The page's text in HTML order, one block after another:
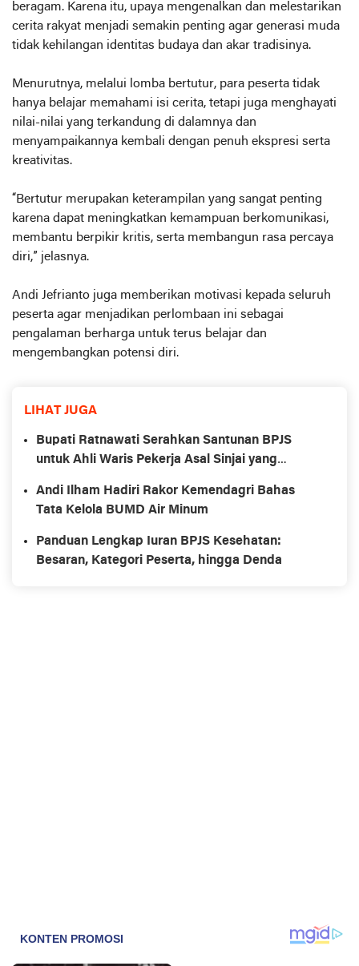
beragam. Karena itu, upaya mengenalkan dan melestarikan
cerita rakyat menjadi semakin penting agar generasi muda
tidak kehilangan identitas budaya dan akar tradisinya.
Menurutnya, melalui lomba bertutur, para peserta tidak
hanya belajar memahami isi cerita, tetapi juga menghayati
nilai-nilai yang terkandung di dalamnya dan
menyampaikannya kembali dengan penuh ekspresi serta
kreativitas.
“Bertutur merupakan keterampilan yang sangat penting
karena dapat meningkatkan kemampuan berkomunikasi,
membantu berpikir kritis, serta membangun rasa percaya
diri,” jelasnya.
Andi Jefrianto juga memberikan motivasi kepada seluruh
peserta agar menjadikan perlombaan ini sebagai
pengalaman berharga untuk terus belajar dan
mengembangkan potensi diri.
LIHAT JUGA
Bupati Ratnawati Serahkan Santunan BPJS
untuk Ahli Waris Pekerja Asal Sinjai yang
Andi Ilham Hadiri Rakor Kemendagri Bahas
Tata Kelola BUMD Air Minum
Panduan Lengkap Iuran BPJS Kesehatan:
Besaran, Kategori Peserta, hingga Denda